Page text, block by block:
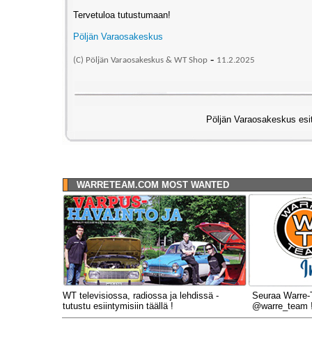
Tervetuloa tutustumaan!
Pöljän Varaosakeskus
(C) Pöljän Varaosakeskus & WT Shop - 11.2.2025
Pöljän Varaosakeskus
WARRETEAM.COM MOST WANTED
WT televisiossa, radiossa ja lehdissä -
tutustu esiintymisiin täällä !
Seuraa
@warre_team